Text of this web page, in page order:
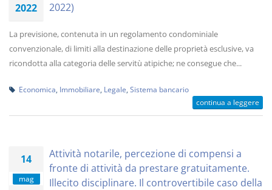
2022
2022)
La previsione, contenuta in un regolamento condominiale
convenzionale, di limiti alla destinazione delle proprietà esclusive, va
ricondotta alla categoria delle servitù atipiche; ne consegue che...
Economica Immobiliare Legale Sistema bancario
continua a leggere
14
mag
Attività notarile, percezione di compensi a
fronte di attività da prestare gratuitamente.
Illecito disciplinare. Il controvertibile caso della